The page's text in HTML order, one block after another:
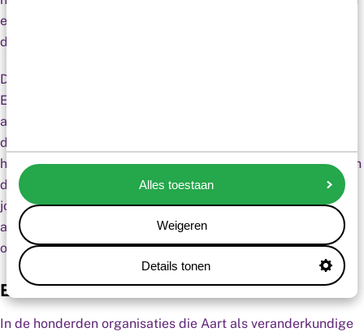
Alles toestaan
Weigeren
Details tonen
een muur, verliezen de oudsten hun kostbare vitaliteit en
draait vervolgens de hele organisatie hierop vast.”
De sleutel, zegt Bontekoning, ligt bij de jongere generaties.
En in een rap vergrijzende samenleving is het tijdig
aanpassen van samen-werkingsvormen en het updaten van
de automatische piloot van de voorgaande generaties, van
het allergrootste belang. Een (vergrijsde) organisatie waarin
de oudere generaties openstaan voor de updates van de
jongste en het updaten actief steunen, is aantrekkelijk voor
alle generaties én voor klanten of cliënten. Het vergroot de
overlevingskans.
ENERGIEVERLIES ALS VITAAL SIGNAAL
In de honderden organisaties die Aart als veranderkundige